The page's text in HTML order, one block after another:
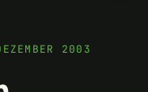
2003